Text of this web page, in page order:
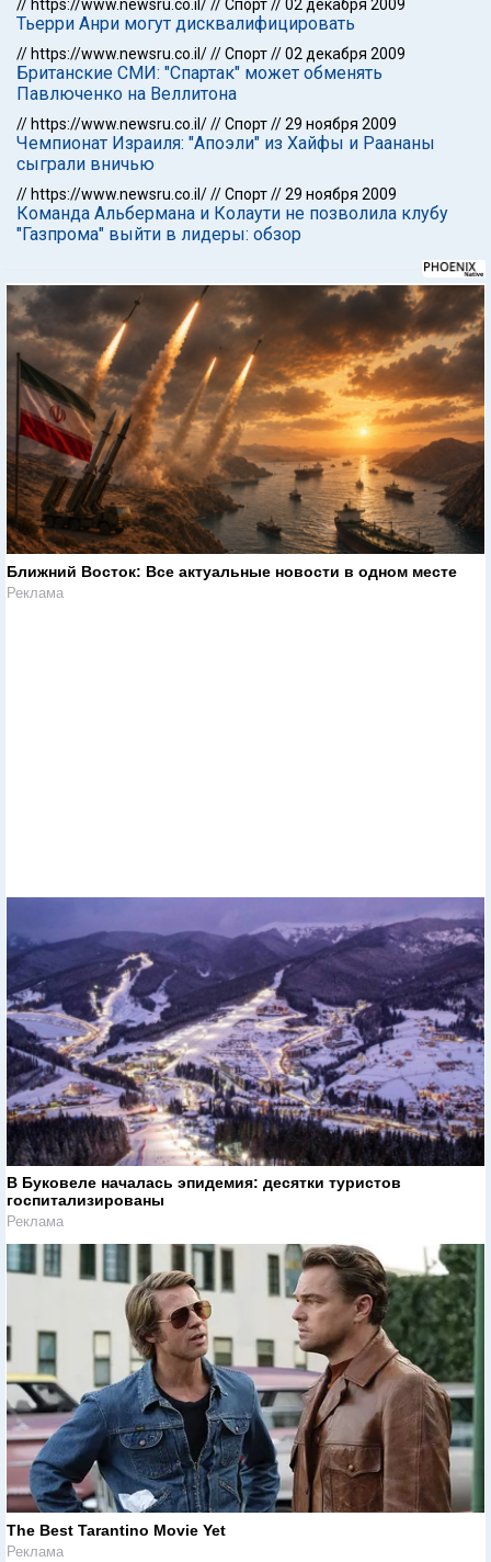
// https://www.newsru.co.il/ // Спорт// 02 декабря 2009
Тьерри Анри могут дисквалифицировать
// https://www.newsru.co.il///Спорт//02 декабря 2009
Британские СМИ: "Спартак" может обменять
Павлюченко на Веллитона
// https://www.newsru.co.il///Спорт//29 ноября 2009
Чемпионат Израиля: "Апоэли" из Хайфы и Раананы
сыграли вничью
// https://www.newsru.co.il///Спорт//29 ноября 2009
Команда Альбермана и Колаути не позволила клубу
"Газпрома" выйти в лидеры: обзор
Ближний Восток: Все актуальные новости в одном месте
Реклама
В Буковеле началась эпидемия: десятки туристов
госпитализированы
Реклама
The Best Tarantino Movie Yet
Реклама